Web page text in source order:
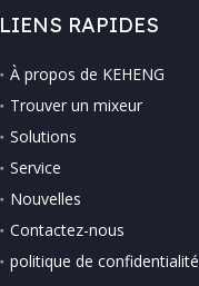
LIENS RAPIDES
À propos de KEHENG
Trouver un mixeur
Solutions
Service
Nouvelles
Contactez-nous
politique de confidentialité